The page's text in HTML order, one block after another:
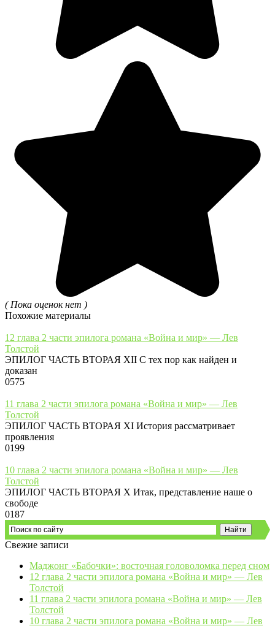
( Пока оценок нет )
Похожие материалы
12 глава 2 части эпилога романа «Война и мир» — Лев
Толстой
ЭПИЛОГ ЧАСТЬ ВТОРАЯ XII С тех пор как найден и
доказан
0575
11 глава 2 части эпилога романа «Война и мир» — Лев
Толстой
ЭПИЛОГ ЧАСТЬ ВТОРАЯ XI История рассматривает
проявления
0199
10 глава 2 части эпилога романа «Война и мир» — Лев
Толстой
ЭПИЛОГ ЧАСТЬ ВТОРАЯ X Итак, представление наше о
свободе
0187
Свежие записи
Маджонг «Бабочки»: восточная головоломка перед сном
12 глава 2 части эпилога романа «Война и мир» — Лев
Толстой
11 глава 2 части эпилога романа «Война и мир» — Лев
Толстой
10 глава 2 части эпилога романа «Война и мир» — Лев